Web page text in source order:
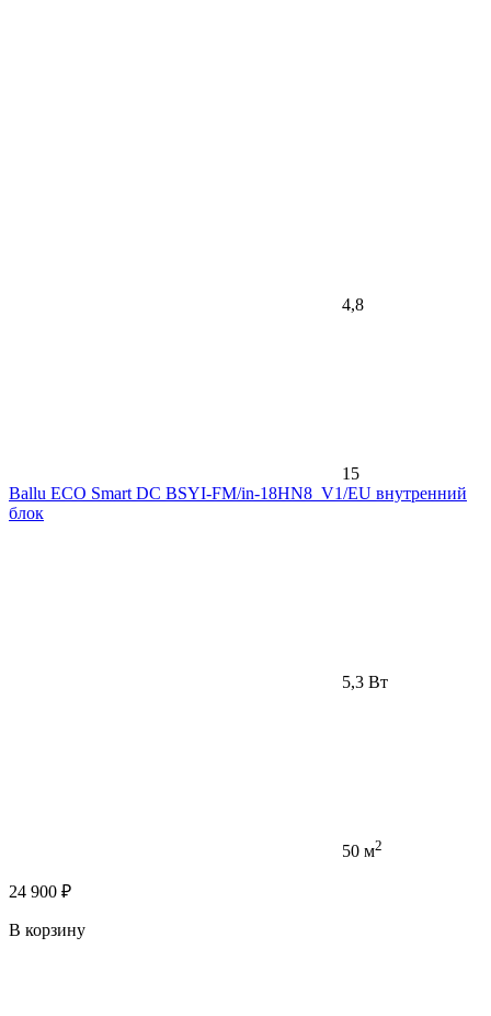
4,8
15
Ballu ECO Smart DC BSYI-FM/in-18HN8_V1/EU внутренний
блок
5,3 Вт
50 м2
24 900 ₽
В корзину